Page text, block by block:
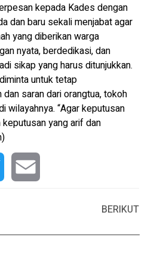
kepada Kades dengan
dan baru sekali menjabat agar
yang diberikan warga
nyata, berdedikasi, dan
sikap yang harus ditunjukkan.
untuk tetap
saran dari orangtua, tokoh
wilayahnya. “Agar keputusan
yang arif dan
BERIKUT